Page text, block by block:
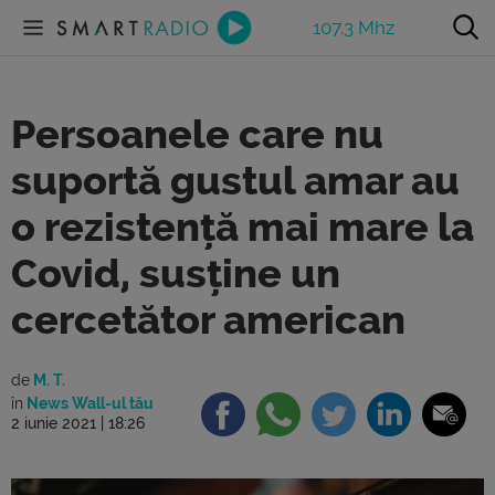
107.3 Mhz
Persoanele care nu
suportă gustul amar au
o rezistență mai mare la
Covid, susține un
cercetător american
de M. T.
în News Wall-ul tău
2 iunie 2021 | 18:26